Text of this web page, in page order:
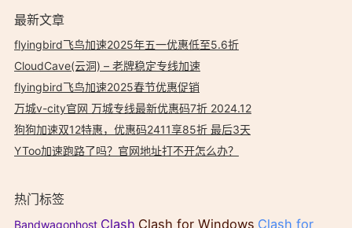
最新文章
flyingbird飞鸟加速2025年五一优惠低至5.6折
CloudCave(云洞) – 老牌稳定专线加速
flyingbird飞鸟加速2025春节优惠促销
万城v-city官网 万城专线最新优惠码7折 2024.12
狗狗加速双12特惠，优惠码2411享85折 最后3天
YToo加速跑路了吗？官网地址打不开怎么办？
热门标签
Bandwagonhost Clash Clash for Windows Clash for